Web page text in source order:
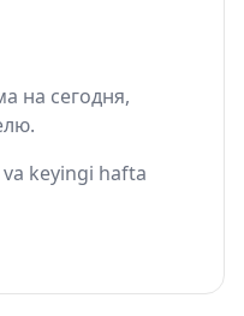
на сегодня,
keyingi hafta